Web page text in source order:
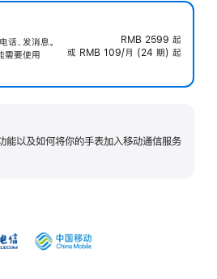
、发消息。
要使用
RMB 2599 起
或 RMB 109/月 (24 期) 起
能以及如何将你的手表加入移动通信服务